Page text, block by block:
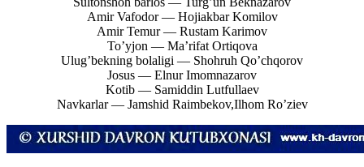
Amir Vafodor — Hojiakbar Komilov
Amir Temur — Rustam Karimov
To’yjon — Ma’rifat Ortiqova
Ulug’bekning bolaligi — Shohruh Qo’chqorov
Josus — Elnur Imomnazarov
Kotib — Samiddin Lutfullaev
Navkarlar — Jamshid Raimbekov,Ilhom Ro’ziev